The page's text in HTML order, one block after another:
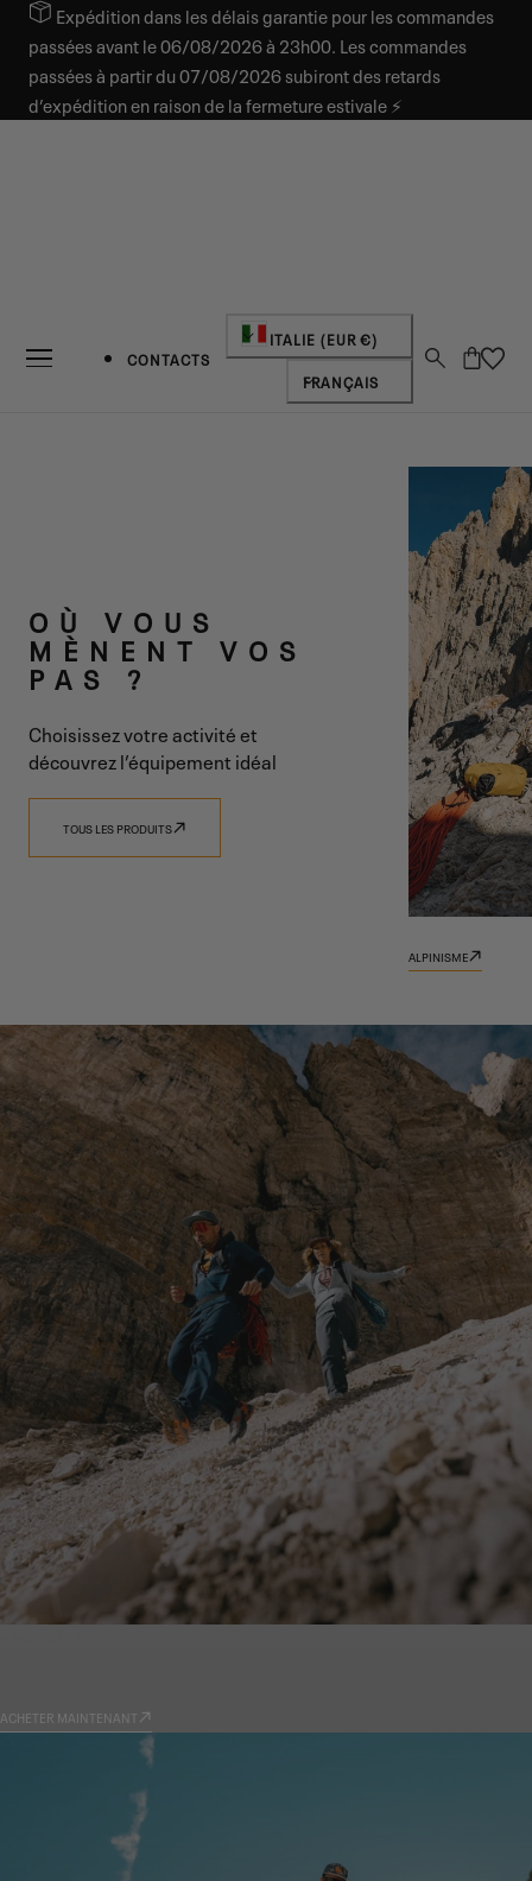
AU CONTENUExpédition dans les délais garantie pour les commandes
passées avant le 06/08/2026 à 23h00. Les commandes
passées à partir du 07/08/2026 subiront des retards
d’expédition en raison de la fermeture estivale ⚡
CONTACTS
Pays/régionITALIE (EUR €)
Langue
FRANÇAIS
Panier
DEUX LIGNES
UNE SEULE
VISION
DÉCOUVRIR TRADIZIONE
OÙ VOUS
MÈNENT VOS
PAS ?
Choisissez votre activité et
découvrez l’équipement idéal
TOUS LES PRODUITS
ALPINISME
ACHETER MAINTENANT